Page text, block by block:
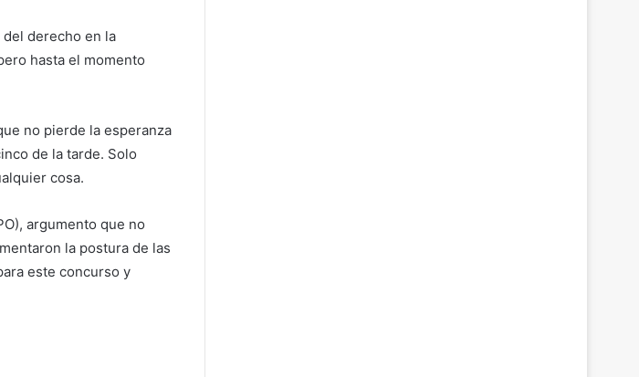
derecho en la
hasta el momento
no pierde la esperanza
de la tarde. Solo
cosa.
argumento que no
la postura de las
este concurso y